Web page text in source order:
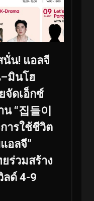
นั่น! แอลจี
มินโฮ
จัดเอ็กซ์
“집들이
ารใช้ชีวิต
อลจี”
ร่วมสร้าง
ลด์ 4-9